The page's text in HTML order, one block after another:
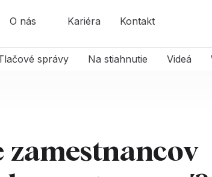
O nás Kariéra Kontakt
správy Na stiahnutie Videá
zamestnancov